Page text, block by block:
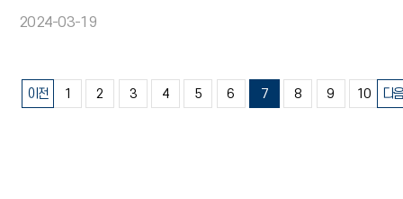
2024-03-19
이전 1 2 3 4 5 6 7 8 9 10 다